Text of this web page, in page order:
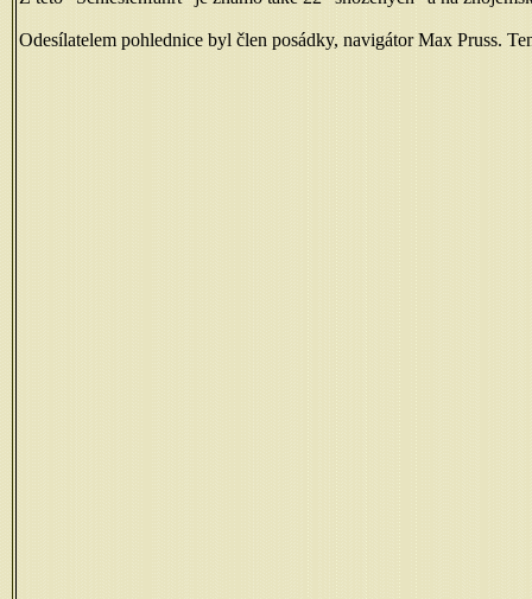
Odesílatelem pohlednice byl člen posádky, navigátor Max Pruss.